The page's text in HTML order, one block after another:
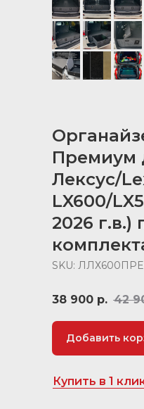
Премиум
Лексус/
LX600/
2026 г.в.)
SKU:
38 900 р. 42
Добавить
Купить в 1